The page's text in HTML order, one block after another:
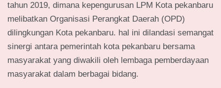
tahun 2019, dimana kepengurusan LPM Kota pekanbaru
melibatkan Organisasi Perangkat Daerah (OPD)
dilingkungan Kota pekanbaru. hal ini dilandasi semangat
sinergi antara pemerintah kota pekanbaru bersama
masyarakat yang diwakili oleh lembaga pemberdayaan
masyarakat dalam berbagai bidang.